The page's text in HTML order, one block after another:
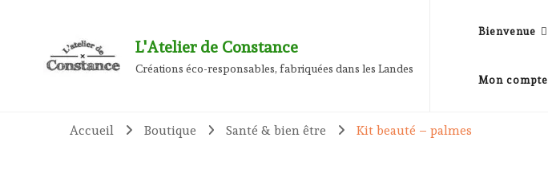
L'Atelier de Constance
Créations éco-responsables, fabriquées dans les Landes
Bienvenue
Mon compte
Accueil Boutique Santé & bien être Kit beauté – palmes